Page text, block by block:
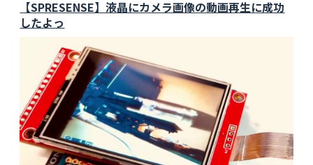
【SPRESENSE】液晶にカメラ画像の動画再生に成功
したよっ